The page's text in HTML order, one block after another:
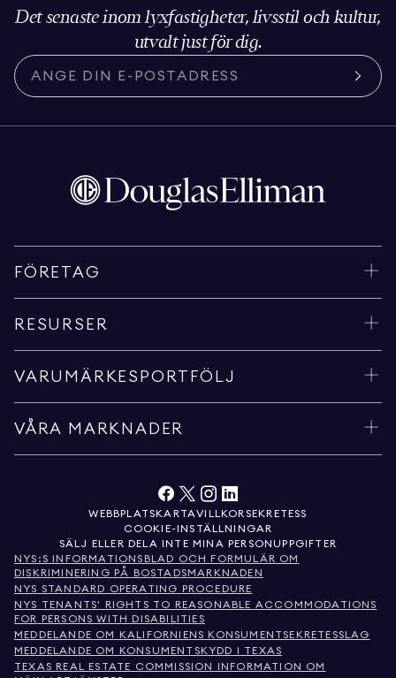
Det senaste inom lyxfastigheter, livsstil och kultur,
utvalt just för dig.
FÖRETAG
RESURSER
VARUMÄRKESPORTFÖLJ
VÅRA MARKNADER
WEBBPLATSKARTAVILLKOR SEKRETESS
COOKIE-INSTÄLLNINGAR
SÄLJ ELLER DELA INTE MINA PERSONUPPGIFTER
NYS:S INFORMATIONSBLAD OCH FORMULÄR OM
DISKRIMINERING PÅ BOSTADSMARKNADEN
NYS STANDARD OPERATING PROCEDURE
NYS TENANTS' RIGHTS TO REASONABLE ACCOMMODATIONS
FOR PERSONS WITH DISABILITIES
MEDDELANDE OM KALIFORNIENS KONSUMENTSEKRETESSLAG
MEDDELANDE OM KONSUMENTSKYDD I TEXAS
TEXAS REAL ESTATE COMMISSION INFORMATION OM